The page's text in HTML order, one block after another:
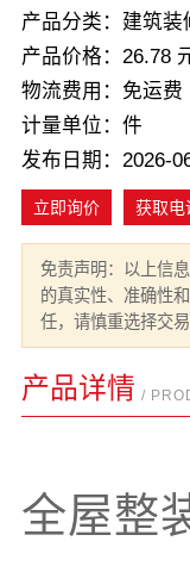
产品分类：建筑装
产品价格：26.78
物流费用：免运费
计量单位：件
发布日期：2026-
立即询价 获取电
免责声明：以上信
的真实性、准确性
任，请慎重选择交易
产品详情 /
全屋整